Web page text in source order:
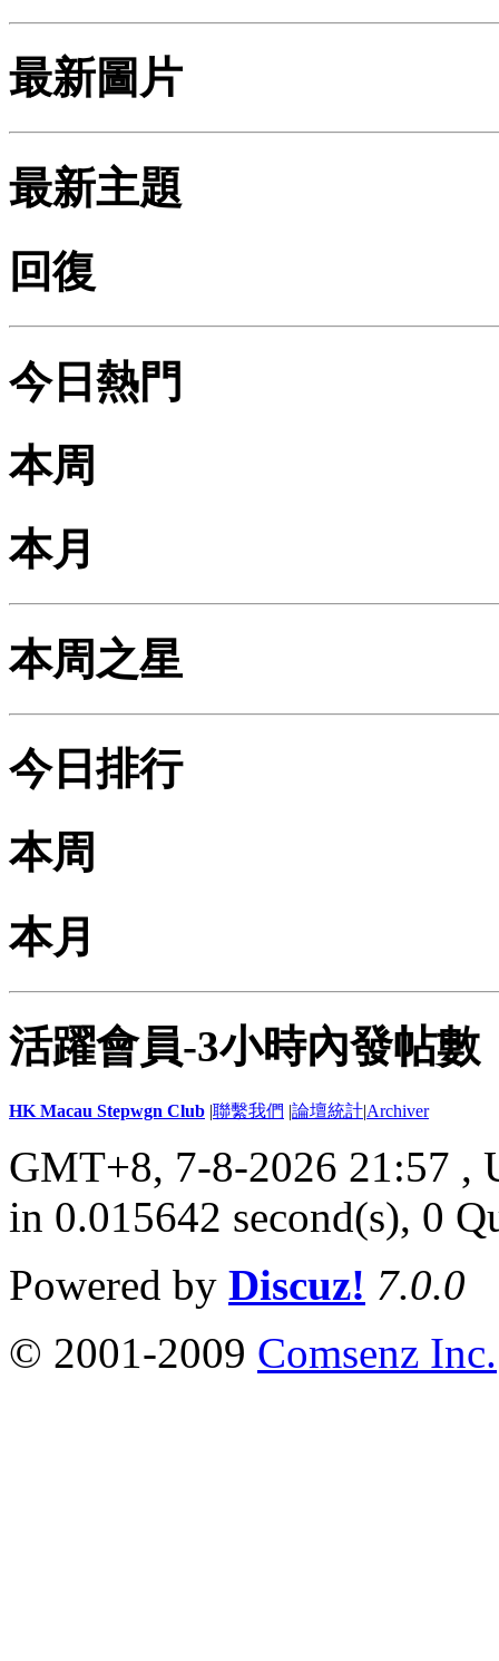
最新圖片
最新主題
回復
今日熱門
本周
本月
本周之星
今日排行
本周
本月
活躍會員-3小時內發帖數
HK Macau Stepwgn Club 聯繫我們 論壇統計Archiver
GMT+8, 7-8-2026 21:57 ,
in 0.015642 second(s), 0
Powered by Discuz! 7.0.0
© 2001-2009 Comsenz Inc.